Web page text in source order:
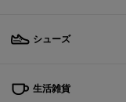
シューズ
生活雑貨